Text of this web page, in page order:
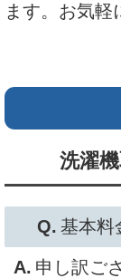
ます。お気軽
洗濯
基本料
申し訳ご